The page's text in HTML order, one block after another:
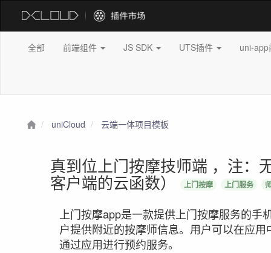
全部 前端组件 JS SDK UTS插件 uni-
uniCloud 云端一体项目模板
真到位上门按摩技师端 ，注：
客户端的云函数） 上门按摩 上门服务
上门按摩app是一款提供上门按摩服务的
户提供附近的按摩师信息。用户可以在应
通过应用进行预约服务。